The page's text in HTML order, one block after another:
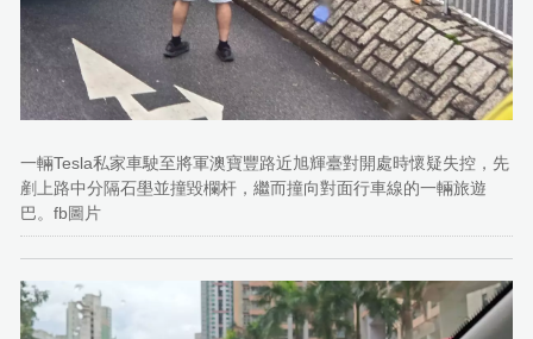
一輛Tesla私家車駛至將軍澳寶豐路近旭輝臺對開處時懷疑失控，先
剷上路中分隔石壆並撞毀欄杆，繼而撞向對面行車線的一輛旅遊
巴。fb圖片